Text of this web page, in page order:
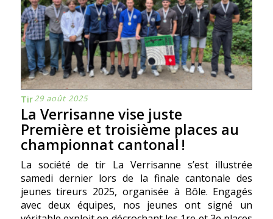
Tir29 août 2025
La Verrisanne vise juste
Première et troisième places au
championnat cantonal !
La société de tir La Verrisanne s’est illustrée
samedi dernier lors de la finale cantonale des
jeunes tireurs 2025, organisée à Bôle. Engagés
avec deux équipes, nos jeunes ont signé un